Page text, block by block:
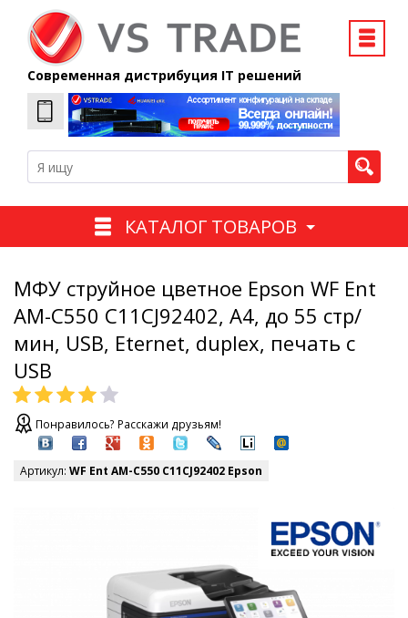
Современная дистрибуция IT решений
КАТАЛОГ ТОВАРОВ
МФУ струйное цветное Epson WF Ent
AM-C550 C11CJ92402, А4, до 55 стр/
мин, USB, Eternet, duplex, печать с
USB
Понравилось? Расскажи друзьям!
Артикул: WF Ent AM-C550 C11CJ92402 Epson